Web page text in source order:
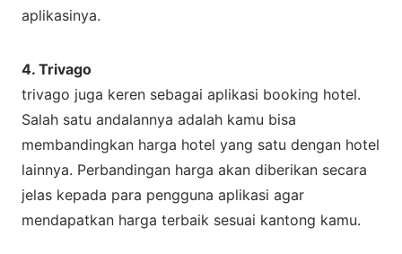
aplikasinya.
4. Trivago
trivago juga keren sebagai aplikasi booking hotel.
Salah satu andalannya adalah kamu bisa
membandingkan harga hotel yang satu dengan hotel
lainnya. Perbandingan harga akan diberikan secara
jelas kepada para pengguna aplikasi agar
mendapatkan harga terbaik sesuai kantong kamu.